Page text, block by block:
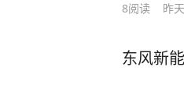
8阅读 昨
东风新